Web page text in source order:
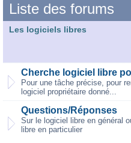
Liste des forums
Les logiciels libres
Cherche logiciel libre
Pour une tâche précise, pour
logiciel propriétaire donné...
Questions/Réponses
Sur le logiciel libre en général
libre en particulier